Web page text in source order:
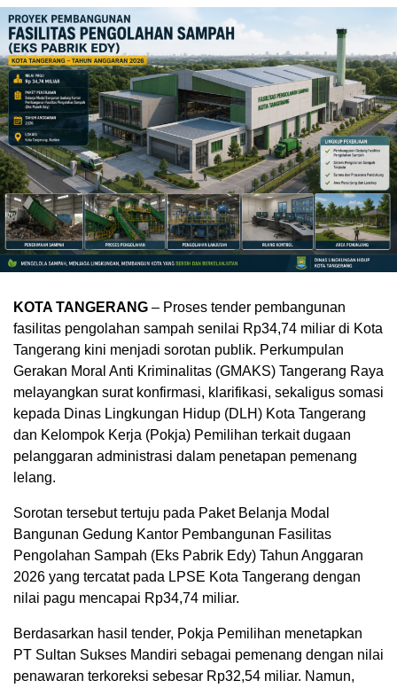
KOTA TANGERANG – Proses tender pembangunan
fasilitas pengolahan sampah senilai Rp34,74 miliar di Kota
Tangerang kini menjadi sorotan publik. Perkumpulan
Gerakan Moral Anti Kriminalitas (GMAKS) Tangerang Raya
melayangkan surat konfirmasi, klarifikasi, sekaligus somasi
kepada Dinas Lingkungan Hidup (DLH) Kota Tangerang
dan Kelompok Kerja (Pokja) Pemilihan terkait dugaan
pelanggaran administrasi dalam penetapan pemenang
lelang.
Sorotan tersebut tertuju pada Paket Belanja Modal
Bangunan Gedung Kantor Pembangunan Fasilitas
Pengolahan Sampah (Eks Pabrik Edy) Tahun Anggaran
2026 yang tercatat pada LPSE Kota Tangerang dengan
nilai pagu mencapai Rp34,74 miliar.
Berdasarkan hasil tender, Pokja Pemilihan menetapkan
PT Sultan Sukses Mandiri sebagai pemenang dengan nilai
penawaran terkoreksi sebesar Rp32,54 miliar. Namun,